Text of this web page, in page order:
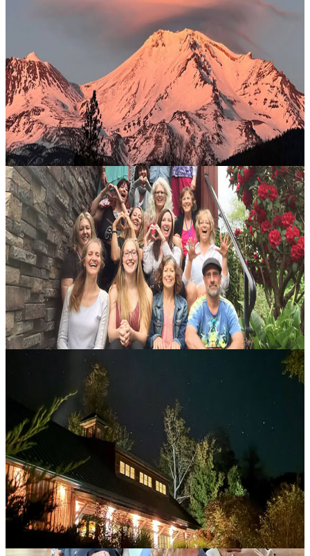
Tour del Portale del Cancello del Leone
Ogni anno, l’8 agosto, si apre un potente allineamento energetico
conosciuto come la Porta del Leone: una rara finestra cosmica
associata all’espansione della coscienza, alla definizione delle
intenzi...
177,00 USD
9 agosto 2026 03:33
Monte Shasta, Stati Uniti
Ritiro Estivo dalla Paura alla Libertà
Una settimana di autoindagine sull’Olympic Peninsula invita a
mettere in discussione le convinzioni che alimentano paura, sfiducia,
controllo e sofferenza, per scoprire che cosa significa davvero sent...
1660,00 USD
9 agosto 2026 07:00
Parco di Lake Forest, Stati Uniti
Il ritiro di scrittura più breve: perché (e come) meno
può essere di più
Nel panorama editoriale di oggi, cresce l’interesse per i libri più
brevi. Ma come può una scrittrice o uno scrittore rendere una storia
completa, coinvolgente e ricca di emozione, pur scegliendo una....
1399,00 USD
9 agosto 2026 22:00
Milanville, Stati Uniti